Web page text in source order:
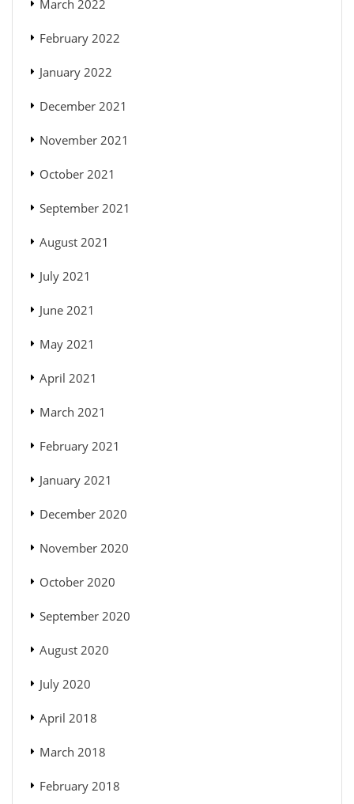
March 2022
February 2022
January 2022
December 2021
November 2021
October 2021
September 2021
August 2021
July 2021
June 2021
May 2021
April 2021
March 2021
February 2021
January 2021
December 2020
November 2020
October 2020
September 2020
August 2020
July 2020
April 2018
March 2018
February 2018